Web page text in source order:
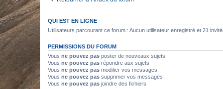
QUI EST EN LIGNE
Utilisateurs parcourant ce forum : Aucun utilisateur enregistré et 21
PERMISSIONS DU FORUM
Vous ne pouvez pas poster de nouveaux sujets
Vous ne pouvez pas répondre aux sujets
Vous ne pouvez pas modifier vos messages
Vous ne pouvez pas supprimer vos messages
Vous ne pouvez pas joindre des fichiers